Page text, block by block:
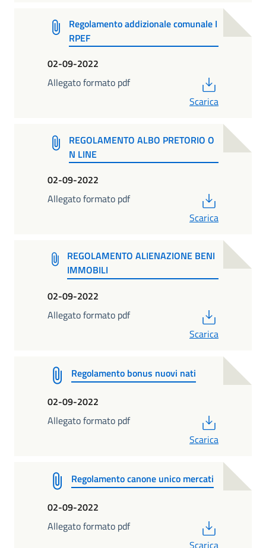
Regolamento addizionale comunale I
RPEF
02-09-2022
Allegato formato pdf
Scarica
REGOLAMENTO ALBO PRETORIO O
N LINE
02-09-2022
Allegato formato pdf
Scarica
REGOLAMENTO ALIENAZIONE BENI
IMMOBILI
02-09-2022
Allegato formato pdf
Scarica
Regolamento bonus nuovi nati
02-09-2022
Allegato formato pdf
Scarica
Regolamento canone unico mercati
02-09-2022
Allegato formato pdf
Scarica